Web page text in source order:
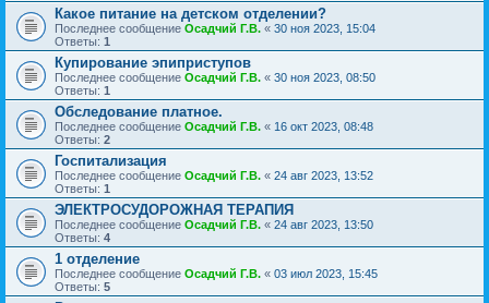
Какое питание на детском отделении?
Последнее сообщение Осадчий Г.В. « 30 ноя 2023, 15:04
Ответы: 1
Купирование эпиприступов
Последнее сообщение Осадчий Г.В. « 30 ноя 2023, 08:50
Ответы: 1
Обследование платное.
Последнее сообщение Осадчий Г.В. « 16 окт 2023, 08:48
Ответы: 2
Госпитализация
Последнее сообщение Осадчий Г.В. « 24 авг 2023, 13:52
Ответы: 1
ЭЛЕКТРОСУДОРОЖНАЯ ТЕРАПИЯ
Последнее сообщение Осадчий Г.В. « 24 авг 2023, 13:50
Ответы: 4
1 отделение
Последнее сообщение Осадчий Г.В. « 03 июл 2023, 15:45
Ответы: 5